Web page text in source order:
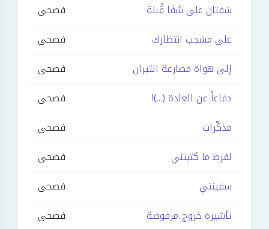
شفتان على شَفَا قُبلة
فصحى
على مشجب انتظارك
فصحى
إلى هواة مصارعة الثيران
فصحى
دفاعاً عن العادة (...)!
فصحى
مذكّرات
فصحى
لفرط ما كتبتني
فصحى
سفينتي
فصحى
تأشيرة خروج..مرفوضة
فصحى